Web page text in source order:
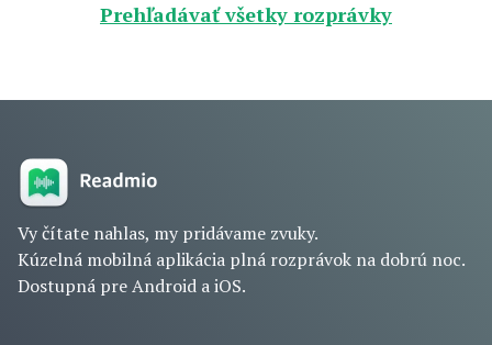
Prehľadávať všetky rozprávky
Vy čítate nahlas, my pridávame zvuky.
Kúzelná mobilná aplikácia plná rozprávok na dobrú noc.
Dostupná pre Android a iOS.